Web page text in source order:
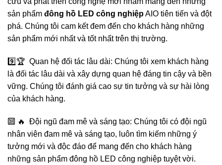
sản phẩm đông hồ LED công nghiệpAIO tiên tiến và đột
phá. Chúng tôi cam kết đem đến cho khách hàng những
sản phẩm mới nhất và tốt nhất trên thị trường.
9️⃣🏆 Quan hệ đối tác lâu dài: Chúng tôi xem khách hàng
là đối tác lâu dài và xây dựng quan hệ đáng tin cậy và bền
vững. Chúng tôi đánh giá cao sự tin tưởng và sự hài lòng
của khách hàng.
🔟 🔥 Đội ngũ đam mê và sáng tạo: Chúng tôi có đội ngũ
nhân viên đam mê và sáng tạo, luôn tìm kiếm những ý
tưởng mới và độc đáo để mang đến cho khách hàng
những sản phẩm đông hồ LED công nghiệp tuyệt vời.